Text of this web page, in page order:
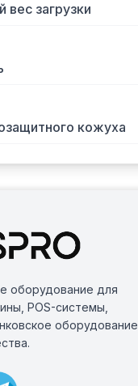
загрузки
кожуха
оборудование для
POS-системы,
оборудование